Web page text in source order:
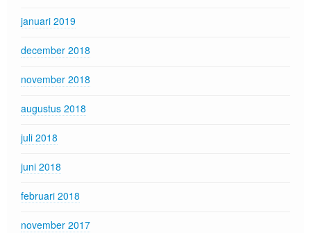
januari 2019
december 2018
november 2018
augustus 2018
juli 2018
juni 2018
februari 2018
november 2017